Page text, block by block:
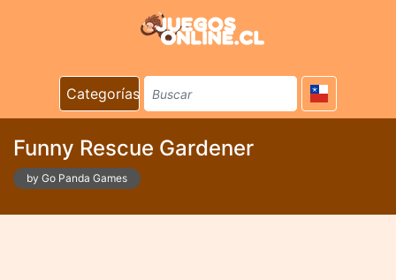
Categorías
Funny Rescue Gardener
by Go Panda Games